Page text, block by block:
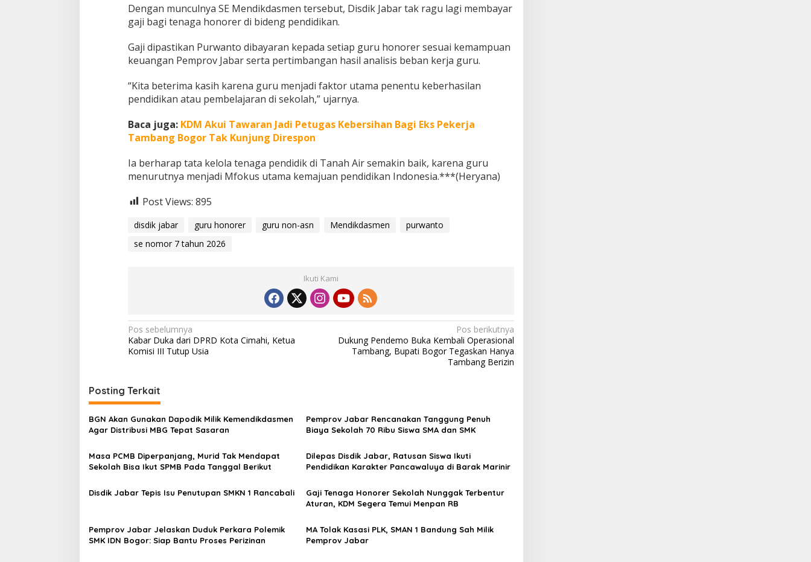
Dengan munculnya SE Mendikdasmen tersebut, Disdik Jabar tak ragu lagi membayar
gaji bagi tenaga honorer di bideng pendidikan.
Gaji dipastikan Purwanto dibayaran kepada setiap guru honorer sesuai kemampuan
keuangan Pemprov Jabar serta pertimbangan hasil analisis beban kerja guru.
“Kita beterima kasih karena guru menjadi faktor utama penentu keberhasilan
pendidikan atau pembelajaran di sekolah,” ujarnya.
Baca juga: KDM Akui Tawaran Jadi Petugas Kebersihan Bagi Eks Pekerja
Tambang Bogor Tak Kunjung Direspon
Ia berharap tata kelola tenaga pendidik di Tanah Air semakin baik, karena guru
menurutnya menjadi Mfokus utama kemajuan pendidikan Indonesia.***(Heryana)
Post Views: 895
disdik jabar guru honorer guru non-asn Mendikdasmen
purwanto
se nomor 7 tahun 2026
Ikuti Kami
N
a
i
g
a
s
i
p
s
Pos sebelumnya
Kabar Duka dari DPRD Kota Cimahi, Ketua
Komisi III Tutup Usia
Pos berikutnya
Dukung Pendemo Buka Kembali Operasional
Tambang, Bupati Bogor Tegaskan Hanya
Tambang Berizin
Posting Terkait
BGN Akan Gunakan Dapodik Milik Kemendikdasmen
Agar Distribusi MBG Tepat Sasaran
Pemprov Jabar Rencanakan Tanggung Penuh
Biaya Sekolah 70 Ribu Siswa SMA dan SMK
Masa PCMB Diperpanjang, Murid Tak Mendapat
Sekolah Bisa Ikut SPMB Pada Tanggal Berikut
Dilepas Disdik Jabar, Ratusan Siswa Ikuti
Pendidikan Karakter Pancawaluya di Barak Marinir
Disdik Jabar Tepis Isu Penutupan SMKN 1 Rancabali
Gaji Tenaga Honorer Sekolah Nunggak Terbentur
Aturan, KDM Segera Temui Menpan RB
Pemprov Jabar Jelaskan Duduk Perkara Polemik
SMK IDN Bogor: Siap Bantu Proses Perizinan
MA Tolak Kasasi PLK, SMAN 1 Bandung Sah Milik
Pemprov Jabar